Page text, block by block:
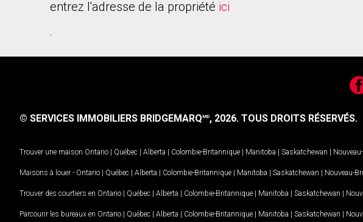
entrez l'adresse de la propriété ici
.
© SERVICES IMMOBILIERS BRIDGEMARQMD, 2026. TOUS DROITS RÉSERVÉS.
Trouver une maison Ontario | Québec | Alberta | Colombie-Britannique | Manitoba | Saskatchewan |
Maisons à louer - Ontario | Québec | Alberta | Colombie-Britannique | Manitoba | Saskatchewan | Nouveau-
Trouver des courtiers en Ontario | Québec | Alberta | Colombie-Britannique | Manitoba | Saskatchewan |
Parcourir les bureaux en Ontario | Québec | Alberta | Colombie-Britannique | Manitoba | Saskatchewan |